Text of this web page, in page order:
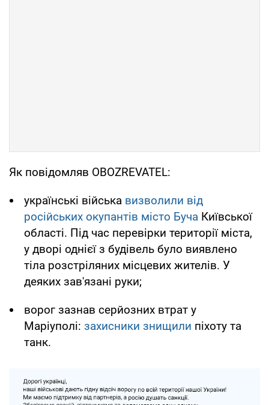
Як повідомляв OBOZREVATEL:
українські війська визволили від
російських окупантів місто Буча Київської
області. Під час перевірки території міста,
у дворі однієї з будівель було виявлено
тіла розстріляних місцевих жителів. У
деяких зав'язані руки;
ворог зазнав серйозних втрат у
Маріуполі: захисники знищили піхоту та
танк.